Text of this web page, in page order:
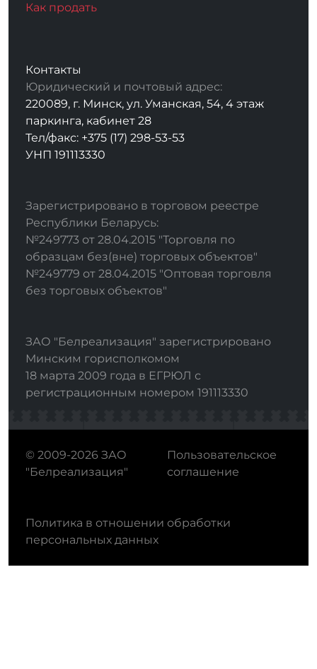
Как продать
Контакты
Юридический и почтовый адрес:
220089, г. Минск, ул. Уманская, 54, 4 этаж
паркинга, кабинет 28
Тел/факс: +375 (17) 298-53-53
УНП 191113330
Зарегистрировано в торговом реестре
Республики Беларусь:
№249773 от 28.04.2015 "Торговля по
образцам без(вне) торговых объектов"
№249779 от 28.04.2015 "Оптовая торговля
без торговых объектов"
ЗАО "Белреализация" зарегистрировано
Минским горисполкомом
18 марта 2009 года в ЕГРЮЛ с
регистрационным номером 191113330
© 2009-2026 ЗАО
"Белреализация"
Пользовательское
соглашение
Политика в отношении обработки
персональных данных